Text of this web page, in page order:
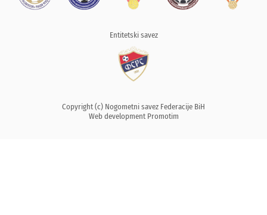
Entitetski savez
Copyright (c) Nogometni savez Federacije BiH
Web development Promotim